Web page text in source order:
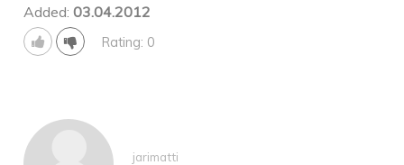
Added:03.04.2012
Rating: 0
jarimatti